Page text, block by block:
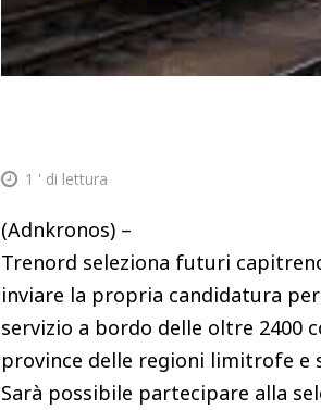
1 ' di lettura
(Adnkronos) –
Trenord seleziona futuri
inviare la propria candidatura
servizio a bordo delle oltre 2400
province delle regioni limitrofe e
Sarà possibile partecipare alla